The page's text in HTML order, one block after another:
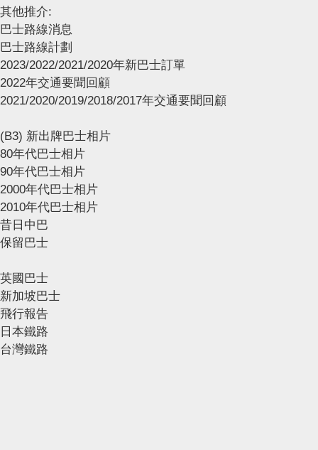
其他推介:
巴士路線消息
巴士路線計劃
2023/2022/2021/2020年新巴士訂單
2022年交通要聞回顧
2021/2020/2019/2018/2017年交通要聞回顧
(B3) 新出牌巴士相片
80年代巴士相片
90年代巴士相片
2000年代巴士相片
2010年代巴士相片
昔日中巴
保留巴士
英國巴士
新加坡巴士
飛行報告
日本鐵路
台灣鐵路